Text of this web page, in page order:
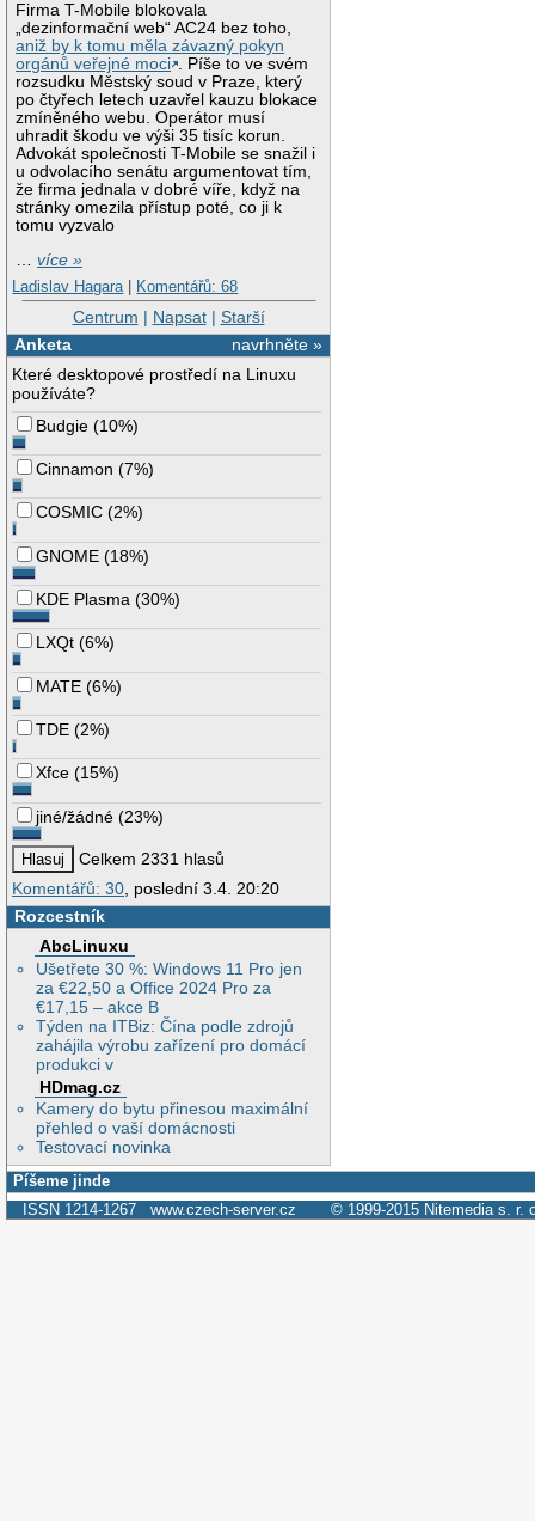
Firma T-Mobile blokovala
„dezinformační web“ AC24 bez toho,
aniž by k tomu měla závazný pokyn
orgánů veřejné moci . Píše to ve svém
rozsudku Městský soud v Praze, který
po čtyřech letech uzavřel kauzu blokace
zmíněného webu. Operátor musí
uhradit škodu ve výši 35 tisíc korun.
Advokát společnosti T-Mobile se snažil i
u odvolacího senátu argumentovat tím,
že firma jednala v dobré víře, když na
stránky omezila přístup poté, co ji k
tomu vyzvalo
…více »
Ladislav Hagara | Komentářů: 68
Centrum | Napsat| Starší
navrhněte »
Anketa
Které desktopové prostředí na Linuxu
používáte?
Budgie (10%)
Cinnamon (7%)
COSMIC (2%)
GNOME (18%)
KDE Plasma (30%)
LXQt (6%)
MATE (6%)
TDE (2%)
Xfce (15%)
jiné/žádné (23%)
Celkem 2331 hlasů
Komentářů: 30, poslední 3.4. 20:20
Rozcestník
AbcLinuxu
Ušetřete 30 %: Windows 11 Pro jen
za €22,50 a Office 2024 Pro za
€17,15 – akce B
Týden na ITBiz: Čína podle zdrojů
zahájila výrobu zařízení pro domácí
produkci v
HDmag.cz
Kamery do bytu přinesou maximální
přehled o vaší domácnosti
Testovací novinka
Píšeme jinde
ISSN 1214-1267 www.czech-server.cz © 1999-2015 Nitemedia s. r.